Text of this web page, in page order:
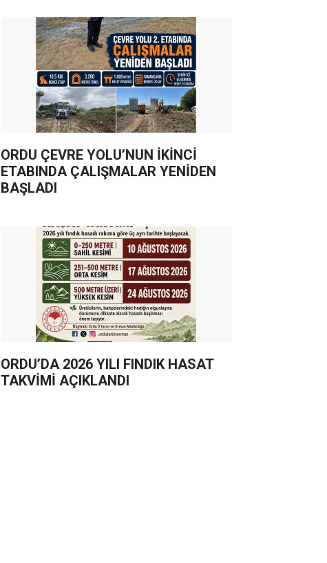
ORDU ÇEVRE YOLU’NUN İKİNCİ
ETABINDA ÇALIŞMALAR YENİDEN
BAŞLADI
ORDU’DA 2026 YILI FINDIK HASAT
TAKVİMİ AÇIKLANDI